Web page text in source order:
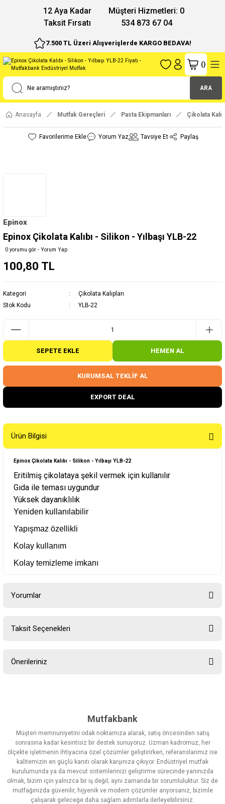
12 Aya Kadar
Taksit Fırsatı
Müşteri Hizmetleri: 0
534 873 67 04
7.500 TL Üzeri Alışverişlerde KARGO BEDAVA!
ARA
()
Anasayfa Mutfak Gereçleri Pasta Ekipmanları Çikolata
Yorum Yaz Tavsiye Et Paylaş
Epinox
Epinox Çikolata Kalıbı - Silikon - Yılbaşı YLB-22
0 yorumu gör - Yorum Yap
100,80 TL
Kategori
Çikolata Kalıpları
Stok Kodu
YLB-22
SEPETE EKLE HEMEN AL
KURUMSAL TEKLİF AL
EXPORT DEAL
Ürün Bilgisi
Epinox Çikolata Kalıbı - Silikon - Yılbaşı YLB-22
Eritilmiş çikolataya şekil vermek için kullanılır
Gıda ile teması uygundur
Yüksek dayanıklılık
Yeniden kullanılabilir
Yapışmaz özellikli
Kolay kullanım
Kolay temizleme imkanı
Yorumlar
Taksit Seçenekleri
Önerileriniz
Görüş ve önerileriniz için teşekkür ederiz.
Ürün resmi kalitesiz, bozuk veya görüntülenemiyor.
Ürün açıklamasında eksik bilgiler bulunuyor.
Ürün bilgilerinde hatalar bulunuyor.
Ürün fiyatı diğer sitelerden daha pahalı.
Bu ürüne benzer farklı alternatifler olmalı.
Mutfakbank
Müşteri memnuniyetini odak noktamıza alarak, satış öncesinden satış
sonrasına kadar kesintisiz bir destek sunuyoruz. Uzman kadromuz, her
ölçekte işletmenin ihtiyacına özel çözümler geliştirirken, referanslarımız ise
kalitemizin en güçlü kanıtı olarak karşınıza çıkıyor. Endüstriyel mutfak
kurulumunda ya da mevcut sistemlerinizi geliştirme sürecinde yanınızda
olmak, bizim için yalnızca bir iş değil; aynı zamanda bir sorumluluktur. Siz de
mutfağınızda güvenilir, hijyenik ve modern çözümler arıyorsanız, bizimle
çalışarak geleceğe daha sağlam adımlarla ilerleyebilirsiniz.